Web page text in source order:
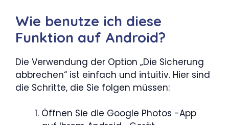
Wie benutze ich diese
Funktion auf Android?
Die Verwendung der Option „Die Sicherung
abbrechen“ ist einfach und intuitiv. Hier sind
die Schritte, die Sie folgen müssen:
Öffnen Sie die Google Photos -App